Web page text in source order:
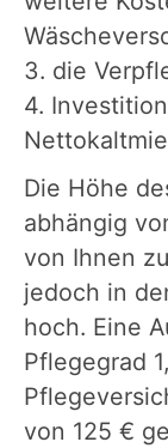
3. die
4.
Die Höhe
abhängig
von Ihnen
jedoch in
hoch. Eine
Pflegegrad
von 125 €